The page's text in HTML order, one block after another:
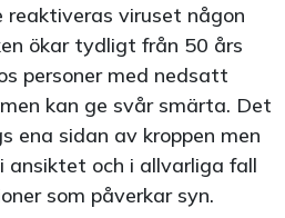
reaktiveras viruset någon
ökar tydligt från 50 års
personer med nedsatt
kan ge svår smärta. Det
ena sidan av kroppen men
ansiktet och i allvarliga fall
som påverkar syn.